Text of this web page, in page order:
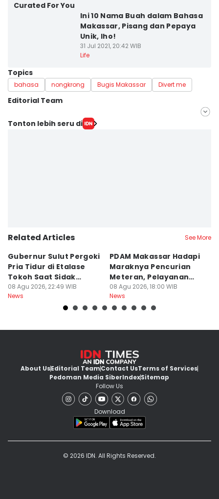
Curated For You
Ini 10 Nama Buah dalam Bahasa
Makassar, Pisang dan Pepaya
Unik, lho!
31 Jul 2021, 20:42 WIB
Life
Topics
bahasa nongkrong Bugis Makassar Divert me
Editorial Team
Editor
Tonton lebih seru di
Related Articles See More
Gubernur Sulut Pergoki
Pria Tidur di Etalase
Tokoh Saat Sidak
Gedung
08 Agu 2026, 22:49 WIB
News
PDAM Makassar Hadapi
Maraknya Pencurian
Meteran, Pelayanan
Ikut Terdampak
08 Agu 2026, 18:00 WIB
News
About UsEditorial TeamContact UsTerms of Services
Pedoman Media SiberIndexSitemap
Follow Us
Download
© 2026 IDN. All Rights Reserved.